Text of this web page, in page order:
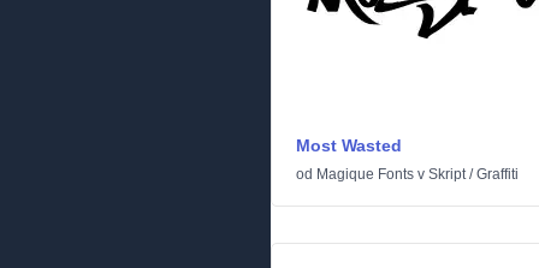
Most Wasted
od Magique Fonts v Skript/Graffiti